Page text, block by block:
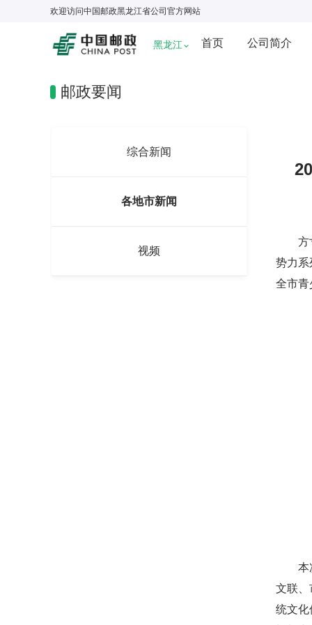
欢迎访问中国邮政黑龙江省公司 官方网站
黑龙江 首页 公司简介
邮政要闻
综合新闻
各地市新闻
视频
方寸
势力系
全市青
本次
文联、
统文化